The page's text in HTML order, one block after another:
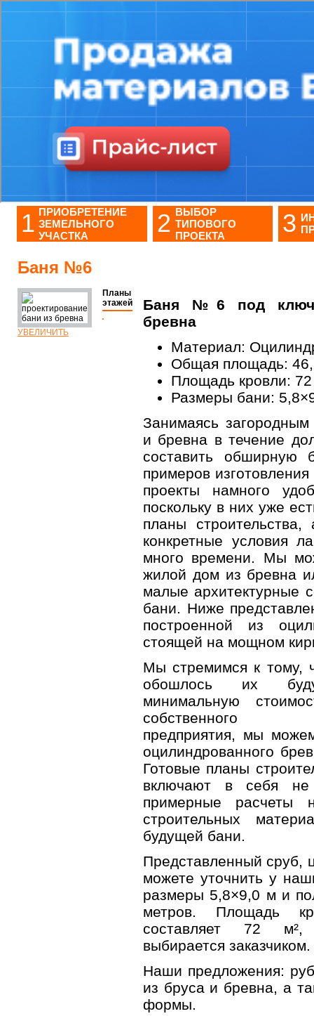
1 ПРИОБРЕТЕНИЕ
ЗЕМЕЛЬНОГО
УЧАСТКА
2 ВЫБОР
ТИПОВОГО
ПРОЕКТА
3
Баня №6
УВЕЛИЧИТЬ
Планы
этажей
Баня №6 под ключ
бревна
Материал:
Общая площадь:
Площадь кровли: 72
Размеры бани:
Занимаясь
и бревна в течение
составить обширную
примеров
проекты намного
поскольку в них уже
планы
конкретные условия
много времени. Мы
жилой дом из бревна
малые архитектурные
бани. Ниже
построенной из
стоящей на мощном
Мы стремимся к тому,
обошлось их
минимальную
собственного
предприятия, мы
оцилиндрованного
Готовые планы
включают в себя
примерные расчеты
строительных
будущей бани.
Представленный сруб,
можете уточнить у
размеры 5,8×9,0 м и
метров. Площадь
составляет 72 м²,
выбирается заказчиком.
Наши предложения:
из бруса и бревна, а
формы.